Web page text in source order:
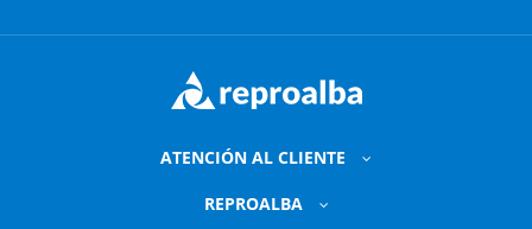
ATENCIÓN AL CLIENTE
REPROALBA